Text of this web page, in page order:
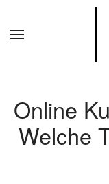
Online
Welche